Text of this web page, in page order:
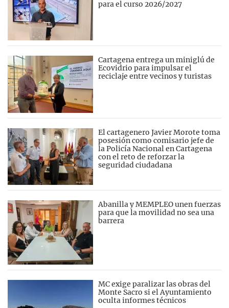
para el curso 2026/2027
Cartagena entrega un miniglú de
Ecovidrio para impulsar el
reciclaje entre vecinos y turistas
El cartagenero Javier Morote toma
posesión como comisario jefe de
la Policía Nacional en Cartagena
con el reto de reforzar la
seguridad ciudadana
Abanilla y MEMPLEO unen fuerzas
para que la movilidad no sea una
barrera
MC exige paralizar las obras del
Monte Sacro si el Ayuntamiento
oculta informes técnicos